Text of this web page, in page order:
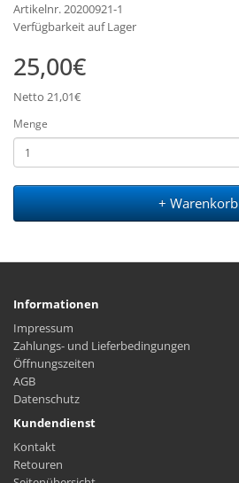
Artikelnr. 20200921-1
Verfügbarkeit auf Lager
25,00€
Netto 21,01€
Menge
+ Warenkorb
Informationen
Impressum
Zahlungs- und Lieferbedingungen
Öffnungszeiten
AGB
Datenschutz
Kundendienst
Kontakt
Retouren